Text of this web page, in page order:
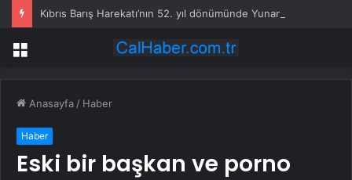
Menü
Anasayfa / Haber
Haber
Eski bir başkan ve porno